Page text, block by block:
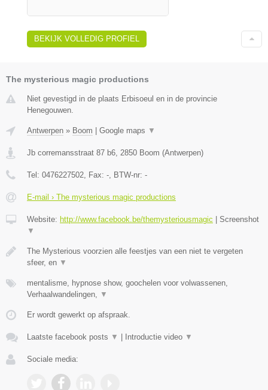
BEKIJK VOLLEDIG PROFIEL
The mysterious magic productions
Niet gevestigd in de plaats Erbisoeul en in de provincie
Henegouwen.
Antwerpen » Boom | Google maps ▼
Jb corremansstraat 87 b6 2850 Boom (Antwerpen)
Tel: 0476227502 , Fax: - , BTW-nr: -
E-mail › The mysterious magic productions
Website: http://www.facebook.be/themysteriousmagic | Screenshot
▼
The Mysterious voorzien alle feestjes van een niet te vergeten
sfeer, en ▼
mentalisme, hypnose show, goochelen voor volwassenen,
Verhaalwandelingen,
▼
Er wordt gewerkt op afspraak.
Laatste facebook posts ▼ | Introductie video ▼
Sociale media: